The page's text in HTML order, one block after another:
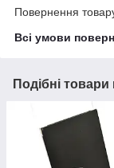
Повернення
Всі умови
Подібні товари